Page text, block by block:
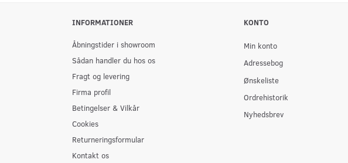
INFORMATIONER
Åbningstider i showroom
Sådan handler du hos os
Fragt og levering
Firma profil
Betingelser & Vilkår
Cookies
Returneringsformular
Kontakt os
KONTO
Min konto
Adressebog
Ønskeliste
Ordrehistorik
Nyhedsbrev